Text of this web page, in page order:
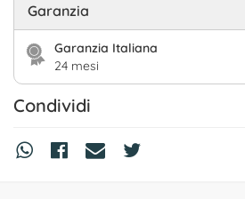
Garanzia
Garanzia Italiana
24 mesi
Condividi